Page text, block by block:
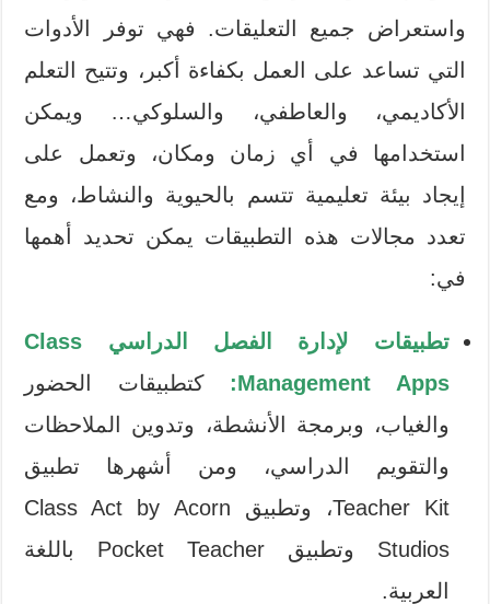
واستعراض جميع التعليقات. فهي توفر الأدوات
التي تساعد على العمل بكفاءة أكبر، وتتيح التعلم
الأكاديمي، والعاطفي، والسلوكي… ويمكن
استخدامها في أي زمان ومكان، وتعمل على
إيجاد بيئة تعليمية تتسم بالحيوية والنشاط، ومع
تعدد مجالات هذه التطبيقات يمكن تحديد أهمها
في:
تطبيقات لإدارة الفصل الدراسي Class
Management Apps:
كتطبيقات الحضور
والغياب، وبرمجة الأنشطة، وتدوين الملاحظات
والتقويم الدراسي، ومن أشهرها تطبيق
Teacher Kit، وتطبيق Class Act by Acorn
Studios وتطبيق Pocket Teacher باللغة
العربية.